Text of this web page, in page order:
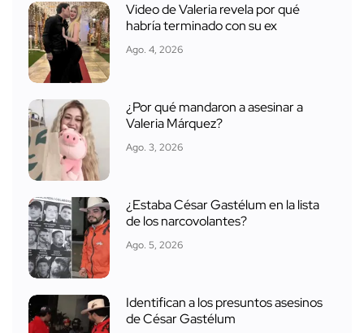
Video de Valeria revela por qué
habría terminado con su ex
Ago. 4, 2026
¿Por qué mandaron a asesinar a
Valeria Márquez?
Ago. 3, 2026
¿Estaba César Gastélum en la lista
de los narcovolantes?
Ago. 5, 2026
Identifican a los presuntos asesinos
de César Gastélum